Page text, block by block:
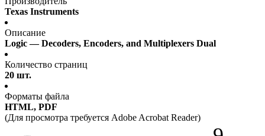
Texas Instruments
Описание
Logic — Decoders, Encoders, and Multiplexers Dual
Количество страниц
20 шт.
Форматы файла
HTML, PDF
(Для просмотра требуется Adobe Acrobat Reader)